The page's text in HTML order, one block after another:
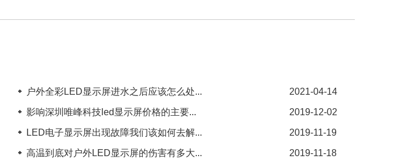
户外全彩LED显示屏进水之后应该怎么处... 2021-04-14
影响深圳唯峰科技led显示屏价格的主要... 2019-12-02
LED电子显示屏出现故障我们该如何去解... 2019-11-19
高温到底对户外LED显示屏的伤害有多大... 2019-11-18